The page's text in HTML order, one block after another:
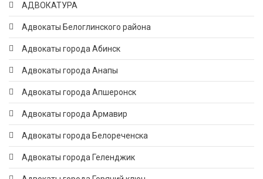
АДВОКАТУРА
Адвокаты Белоглинского района
Адвокаты города Абинск
Адвокаты города Анапы
Адвокаты города Апшеронск
Адвокаты города Армавир
Адвокаты города Белореченска
Адвокаты города Геленджик